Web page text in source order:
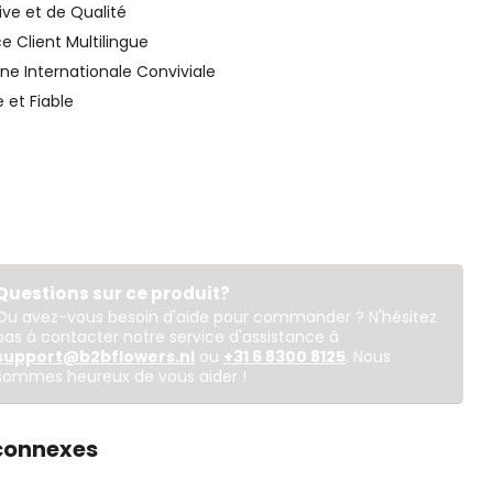
et de Qualité
Client Multilingue
Internationale Conviviale
et Fiable
sur ce produit?
avez-vous besoin d'aide pour commander ? N'hésitez
à contacter notre service d'assistance à
ou +31 6 8300 8125. Nous
heureux de vous aider !